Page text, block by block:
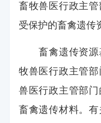
畜牧兽医行政主
受保护的畜禽遗传
畜禽遗传资源
牧兽医行政主管
兽医行政主管部
畜禽遗传材料。